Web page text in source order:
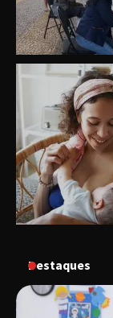
Destaques